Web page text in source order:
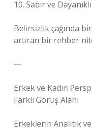
10. Sabır ve
Belirsizlik çağında
artıran bir rehber
—
Erkek ve Kadın
Farklı Görüş Alanı
Erkeklerin Analitik ve